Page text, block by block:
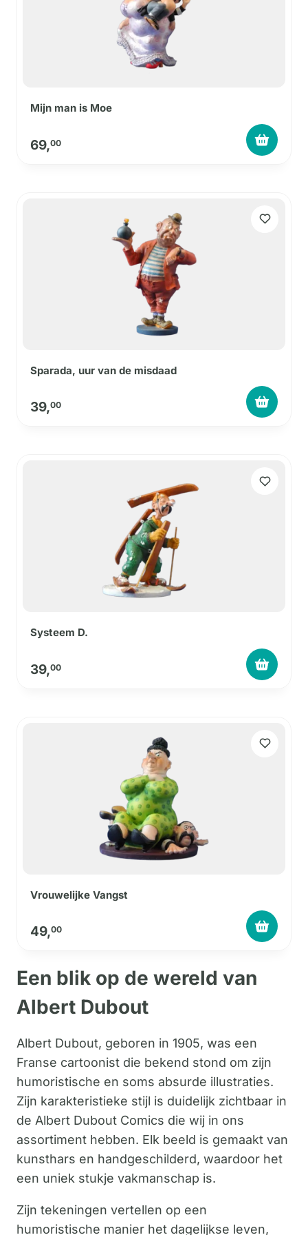
Mijn man is Moe
69,00
Sparada, uur van de misdaad
39,00
Systeem D.
39,00
Vrouwelijke Vangst
49,00
Een blik op de wereld van
Albert Dubout
Albert Dubout, geboren in 1905, was een
Franse cartoonist die bekend stond om zijn
humoristische en soms absurde illustraties.
Zijn karakteristieke stijl is duidelijk zichtbaar in
de Albert Dubout Comics die wij in ons
assortiment hebben. Elk beeld is gemaakt van
kunsthars en handgeschilderd, waardoor het
een uniek stukje vakmanschap is.
Zijn tekeningen vertellen op een
humoristische manier het dagelijkse leven,